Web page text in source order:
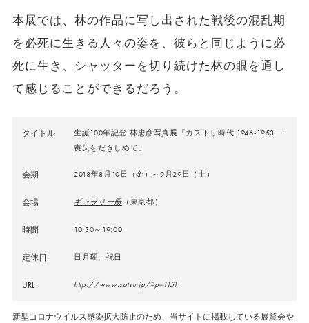
本展では、林の作品に写し出された戦後の混乱期
を必死に生きる人々の姿を、彼らと同じように必
死に生き、シャッターを切り続けた林の眼を通し
て感じることができるだろう。
タイトル
生誕100年記念 林忠彦写真展「カストリ時代 1946-1953―
喪失をだきしめて」
会期 2018年8月10日（金）～9月29日（土）
会場 ギャラリー册（東京都）
時間 10:30～19:00
定休日 日月曜、祝日
URL http://www.satsu.jp/?p=1151
新型コロナウイルス感染拡大防止のため、当サイトに掲載している展覧会や